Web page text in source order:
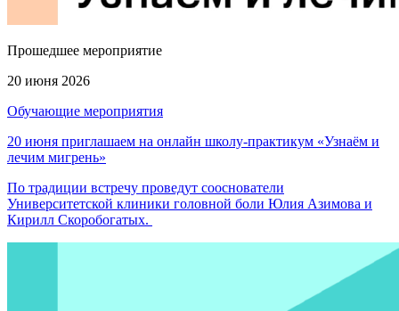
Прошедшее мероприятие
20 июня 2026
Обучающие мероприятия
20 июня приглашаем на онлайн школу-практикум «Узнаём и
лечим мигрень»
По традиции встречу проведут сооснователи
Университетской клиники головной боли Юлия Азимова и
Кирилл Скоробогатых.